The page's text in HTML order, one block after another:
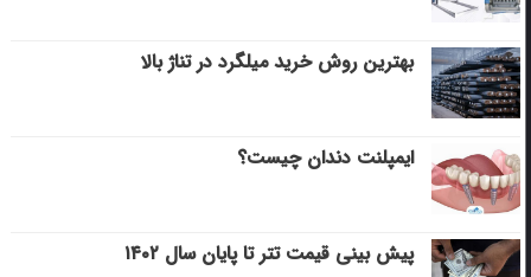
بهترین روش خرید میلگرد در تناژ بالا
ایمپلنت دندان چیست؟
پیش بینی قیمت تتر تا پایان سال ۱۴۰۲